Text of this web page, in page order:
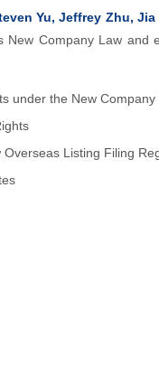
Yu, Jeffrey Zhu,
New Company Law
under the New Company
Overseas Listing Filing